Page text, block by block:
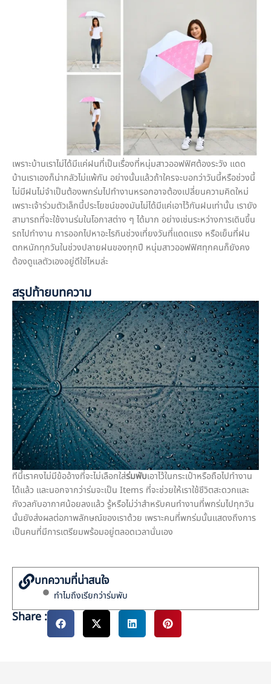
เพราะบ้านเราไม่ได้มีแค่ฝนที่เป็นเรื่องที่หนุ่มสาวออฟฟิศต้องระวัง แดด
บ้านเราเองก็น่ากลัวไม่แพ้กัน อย่างนั้นแล้วถ้าใครจะบอกว่าวันนี้หรือช่วงนี้
ไม่มีฝนไม่จำเป็นต้องพกร่มไปทำงานหรอกอาจต้องเปลี่ยนความคิดใหม่
เพราะเจ้าร่วมตัวเล็กนี้ประโยชน์ของมันไม่ได้มีแค่เอาไว้กันฝนเท่านั้น เรายัง
สามารถที่จะใช้งานร่มในโอกาสต่าง ๆ ได้มาก อย่างเช่นระหว่างการเดินขึ้น
รถไปทำงาน การออกไปหาอะไรกินช่วงเที่ยงวันที่แดดแรง หรือเย็นที่ฝน
ตกหนักทุกวันในช่วงปลายฝนของทุกปี หนุ่มสาวออฟฟิศทุกคนก็ยังคง
ต้องดูแลตัวเองอยู่ดีใช่ไหมล่ะ
สรุปท้ายบทความ
ทีนี้เราคงไม่มีข้ออ้างที่จะไม่เลือกใส่ร่มพับเอาไว้ในกระเป๋าหรือถือไปทำงาน
ได้แล้ว และนอกจากว่าร่มจะเป็น Items ที่จะช่วยให้เราใช้ชีวิตสะดวกและ
กังวลกับอากาศน้อยลงแล้ว รู้หรือไม่ว่าสำหรับคนทำงานที่พกร่มไปทุกวัน
นั้นยังส่งผลต่อภาพลักษณ์ของเราด้วย เพราะคนที่พกร่มนั้นแสดงถึงการ
เป็นคนที่มีการเตรียมพร้อมอยู่ตลอดเวลานั่นเอง
บทความที่น่าสนใจ
ทำไมถึงเรียกว่าร่มพับ
Share :